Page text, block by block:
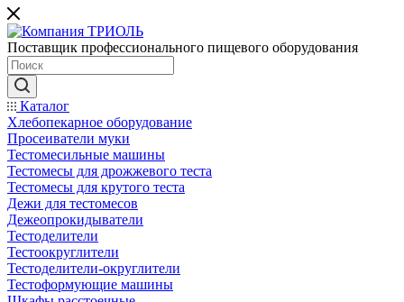
Поставщик профессионального пищевого оборудования
Каталог
Хлебопекарное оборудование
Просеиватели муки
Тестомесильные машины
Тестомесы для дрожжевого теста
Тестомесы для крутого теста
Дежи для тестомесов
Дежеопрокидыватели
Тестоделители
Тестоокруглители
Тестоделители-округлители
Тестоформующие машины